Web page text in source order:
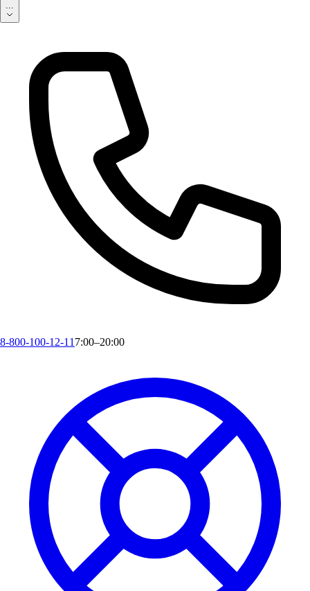
...
8-800-100-12-11 7:00–20:00